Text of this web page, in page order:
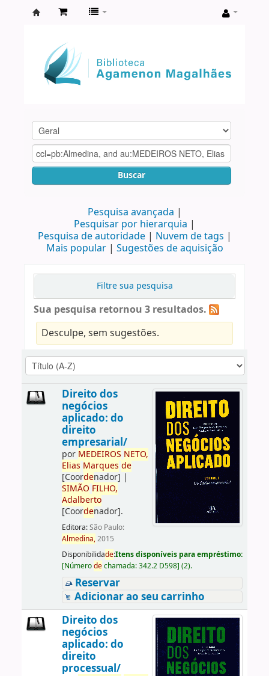
Agamenon
Magalhães
Buscar
Pesquisa avançada
Pesquisar por hierarquia
Pesquisa de autoridade
Nuvem de tags
Mais popular
Sugestões de aquisição
Filtre sua pesquisa
Sua pesquisa retornou 3 resultados.
Desculpe, sem sugestões.
Direito dos
negócios
aplicado: do
direito
empresarial/
por MEDEIROS NETO,
Elias Marques de
[Coordenador] |
SIMÃO FILHO,
Adalberto
[Coordenador].
Editora:São Paulo:
Almedina,2015
Disponibilidade:Itens disponíveis para empréstimo:
[Númerodechamada:342.2 D598] (2).
Reservar
Adicionar ao seu carrinho
Direito dos
negócios
aplicado: do
direito
processual/